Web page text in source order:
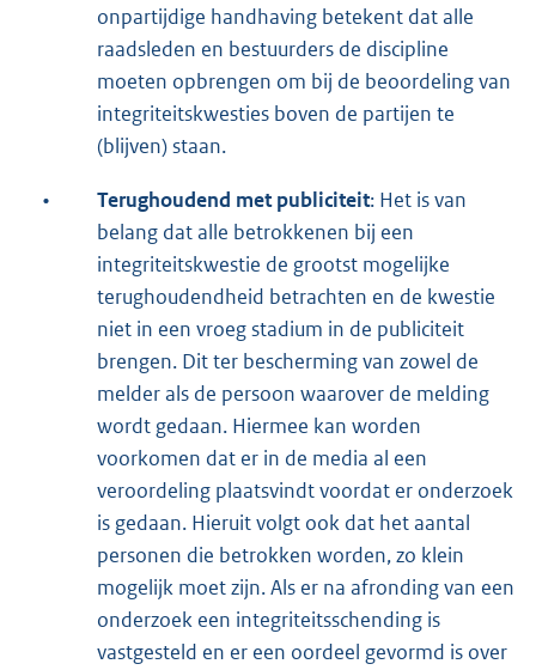
onpartijdige handhaving betekent dat alle
raadsleden en bestuurders de discipline
moeten opbrengen om bij de beoordeling van
integriteitskwesties boven de partijen te
(blijven) staan.
• Terughoudend met publiciteit: Het is van
belang dat alle betrokkenen bij een
integriteitskwestie de grootst mogelijke
terughoudendheid betrachten en de kwestie
niet in een vroeg stadium in de publiciteit
brengen. Dit ter bescherming van zowel de
melder als de persoon waarover de melding
wordt gedaan. Hiermee kan worden
voorkomen dat er in de media al een
veroordeling plaatsvindt voordat er onderzoek
is gedaan. Hieruit volgt ook dat het aantal
personen die betrokken worden, zo klein
mogelijk moet zijn. Als er na afronding van een
onderzoek een integriteitsschending is
vastgesteld en er een oordeel gevormd is over